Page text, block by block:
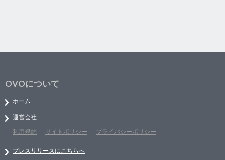
OVOについて
ホーム
運営会社
利用規約
サイトポリシー プライバシーポリシー
プレスリリースはこちらへ